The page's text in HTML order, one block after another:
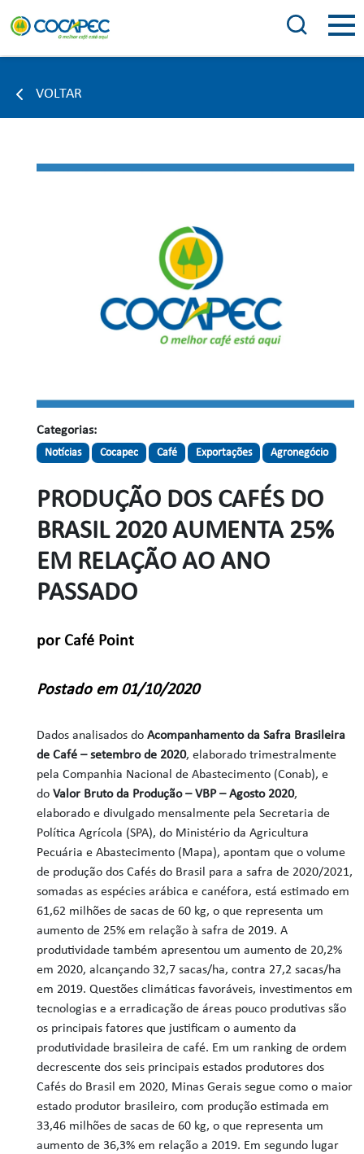
VOLTAR
Categorias:
Notícias Cocapec Café Exportações Agronegócio
PRODUÇÃO DOS CAFÉS DO
BRASIL 2020 AUMENTA 25%
EM RELAÇÃO AO ANO
PASSADO
por Café Point
Postado em 01/10/2020
Dados analisados doAcompanhamento da Safra Brasileira
de Café – setembro de 2020, elaborado trimestralmente
pela Companhia Nacional de Abastecimento (Conab), e
doValor Bruto da Produção – VBP – Agosto 2020,
elaborado e divulgado mensalmente pela Secretaria de
Política Agrícola (SPA), do Ministério da Agricultura
Pecuária e Abastecimento (Mapa), apontam que o volume
de produção dos Cafés do Brasil para a safra de 2020/2021,
somadas as espécies arábica e canéfora, está estimado em
61,62 milhões de sacas de 60 kg, o que representa um
aumento de 25% em relação à safra de 2019. A
produtividade também apresentou um aumento de 20,2%
em 2020, alcançando 32,7 sacas/ha, contra 27,2 sacas/ha
em 2019. Questões climáticas favoráveis, investimentos em
tecnologias e a erradicação de áreas pouco produtivas são
os principais fatores que justificam o aumento da
produtividade brasileira de café. Em um ranking de ordem
decrescente dos seis principais estados produtores dos
Cafés do Brasil em 2020, Minas Gerais segue como o maior
estado produtor brasileiro, com produção estimada em
33,46 milhões de sacas de 60 kg, o que representa um
aumento de 36,3% em relação a 2019. Em segundo lugar